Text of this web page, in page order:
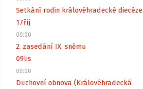
Setkání rodin královéhradecké diecéze
17říj
00:00
2. zasedání IX. sněmu
09lis
00:00
Duchovní obnova (Královéhradecká